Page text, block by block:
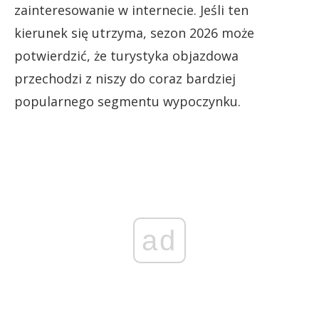
zainteresowanie w internecie. Jeśli ten
kierunek się utrzyma, sezon 2026 może
potwierdzić, że turystyka objazdowa
przechodzi z niszy do coraz bardziej
popularnego segmentu wypoczynku.
ad